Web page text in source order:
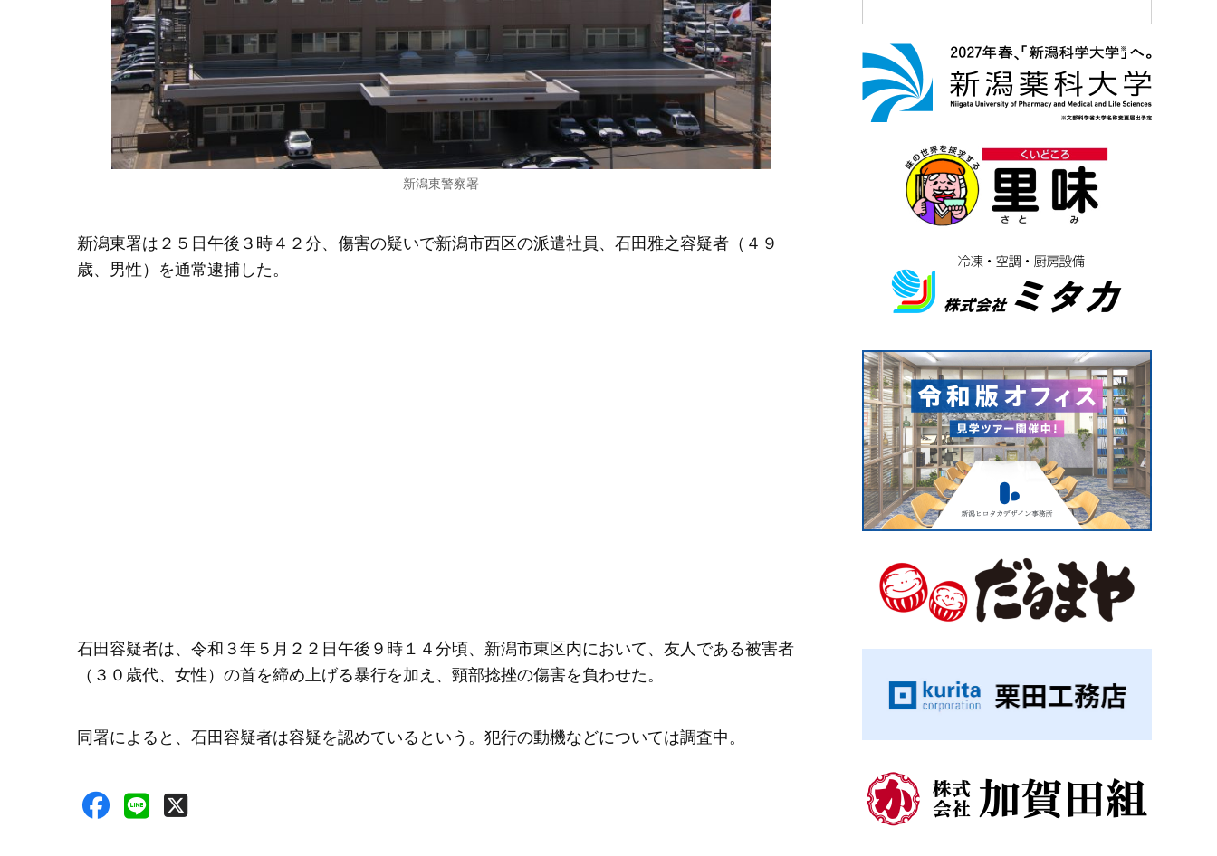
新潟東警察署
新潟東署は２５日午後３時４２分、傷害の疑いで新潟市西区の派遣社員、石田雅之容疑者（４９
歳、男性）を通常逮捕した。
石田容疑者は、令和３年５月２２日午後９時１４分頃、新潟市東区内において、友人である被害者
（３０歳代、女性）の首を締め上げる暴行を加え、頸部捻挫の傷害を負わせた。
同署によると、石田容疑者は容疑を認めているという。犯行の動機などについては調査中。